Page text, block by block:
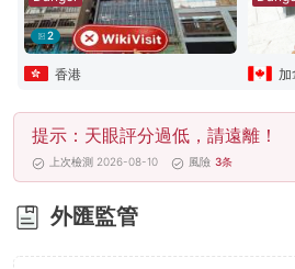
5
6
7
8
9
2
香港 加
提示：天眼評分過低，請遠離！
上次檢測 2026-08-10 風險 3条
外匯監管